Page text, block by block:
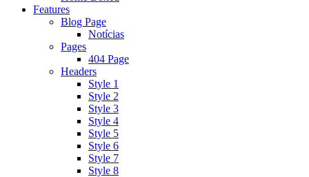
Features
Blog Page
Notícias
Pages
404 Page
Headers
Style 1
Style 2
Style 3
Style 4
Style 5
Style 6
Style 7
Style 8